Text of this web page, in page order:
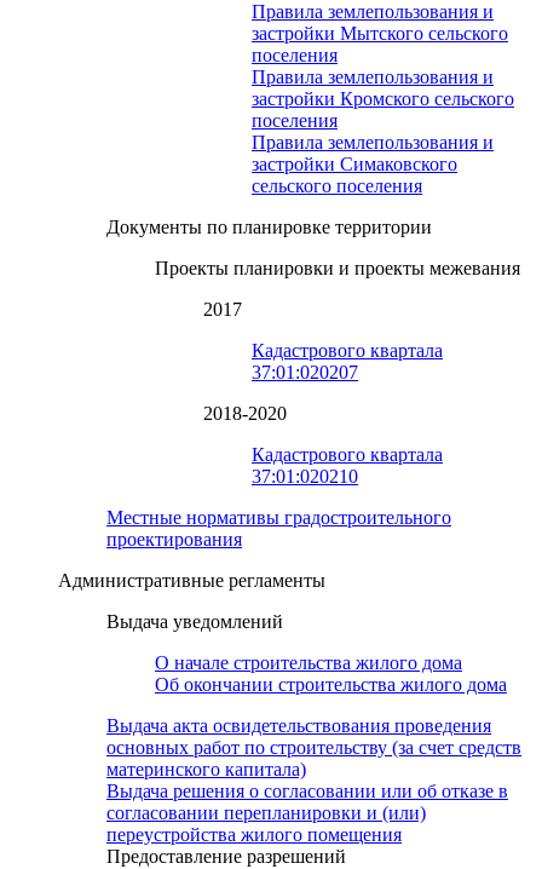
Правила землепользования и
застройки Мытского сельского
поселения
Правила землепользования и
застройки Кромского сельского
поселения
Правила землепользования и
застройки Симаковского
сельского поселения
Документы по планировке территории
Проекты планировки и проекты межевания
2017
Кадастрового квартала
37:01:020207
2018-2020
Кадастрового квартала
37:01:020210
Местные нормативы градостроительного
проектирования
Административные регламенты
Выдача уведомлений
О начале строительства жилого дома
Об окончании строительства жилого дома
Выдача акта освидетельствования проведения
основных работ по строительству (за счет средств
материнского капитала)
Выдача решения о согласовании или об отказе в
согласовании перепланировки и (или)
переустройства жилого помещения
Предоставление разрешений